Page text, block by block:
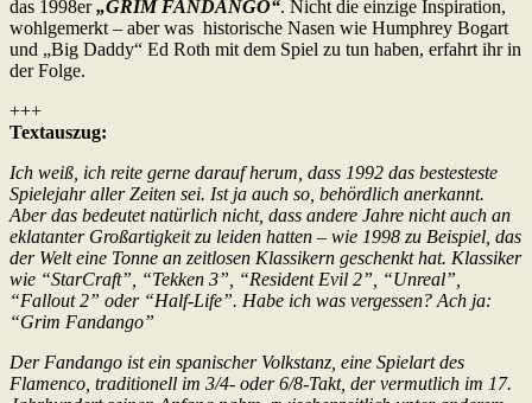
das 1998er„GRIM FANDANGO“. Nicht die einzige Inspiration,
wohlgemerkt – aber was historische Nasen wie Humphrey Bogart
und „Big Daddy“ Ed Roth mit dem Spiel zu tun haben, erfahrt ihr in
der Folge.
+++
Textauszug:
Ich weiß, ich reite gerne darauf herum, dass 1992 das bestesteste
Spielejahr aller Zeiten sei. Ist ja auch so, behördlich anerkannt.
Aber das bedeutet natürlich nicht, dass andere Jahre nicht auch an
eklatanter Großartigkeit zu leiden hatten – wie 1998 zu Beispiel, das
der Welt eine Tonne an zeitlosen Klassikern geschenkt hat. Klassiker
wie “StarCraft”, “Tekken 3”, “Resident Evil 2”, “Unreal”,
“Fallout 2” oder “Half-Life”. Habe ich was vergessen? Ach ja:
“Grim Fandango”
Der Fandango ist ein spanischer Volkstanz, eine Spielart des
Flamenco, traditionell im 3/4- oder 6/8-Takt, der vermutlich im 17.